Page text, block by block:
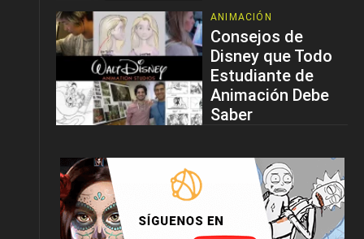
ANIMACIÓN
Consejos de
Disney que Todo
Estudiante de
Animación Debe
Saber